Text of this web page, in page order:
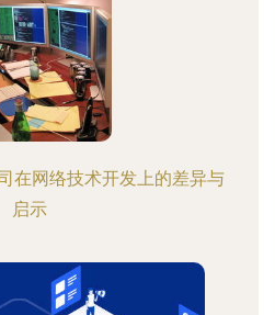
在网络技术开发上的差异与
启示